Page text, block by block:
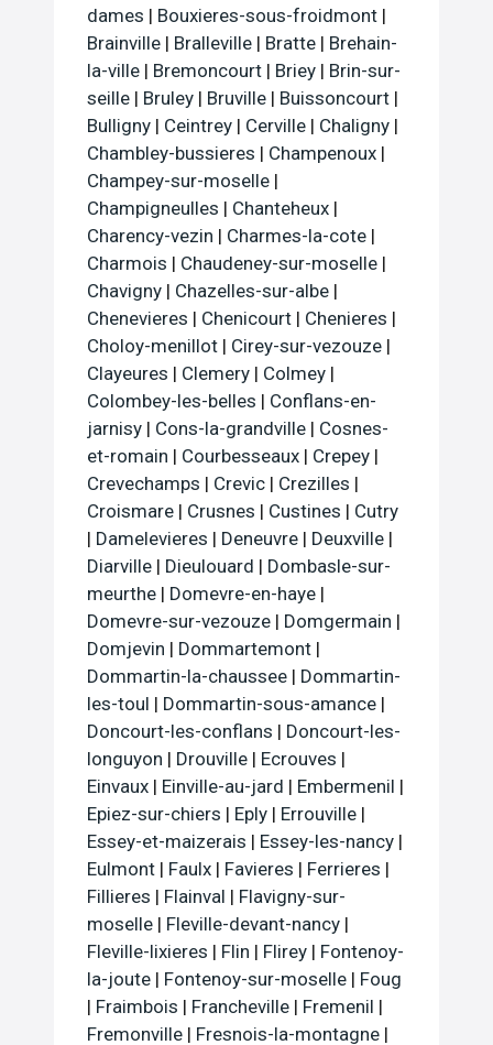
dames | Bouxieres-sous-froidmont |
Brainville | Bralleville | Bratte | Brehain-
la-ville | Bremoncourt | Briey | Brin-sur-
seille | Bruley | Bruville | Buissoncourt |
Bulligny | Ceintrey | Cerville | Chaligny |
Chambley-bussieres | Champenoux |
Champey-sur-moselle |
Champigneulles | Chanteheux |
Charency-vezin | Charmes-la-cote |
Charmois | Chaudeney-sur-moselle |
Chavigny | Chazelles-sur-albe |
Chenevieres | Chenicourt | Chenieres |
Choloy-menillot | Cirey-sur-vezouze |
Clayeures | Clemery | Colmey |
Colombey-les-belles | Conflans-en-
jarnisy | Cons-la-grandville | Cosnes-
et-romain | Courbesseaux | Crepey |
Crevechamps | Crevic | Crezilles |
Croismare | Crusnes | Custines | Cutry
| Damelevieres | Deneuvre | Deuxville |
Diarville | Dieulouard | Dombasle-sur-
meurthe | Domevre-en-haye |
Domevre-sur-vezouze | Domgermain |
Domjevin | Dommartemont |
Dommartin-la-chaussee | Dommartin-
les-toul | Dommartin-sous-amance |
Doncourt-les-conflans | Doncourt-les-
longuyon | Drouville | Ecrouves |
Einvaux | Einville-au-jard | Embermenil |
Epiez-sur-chiers | Eply | Errouville |
Essey-et-maizerais | Essey-les-nancy |
Eulmont | Faulx | Favieres | Ferrieres |
Fillieres | Flainval | Flavigny-sur-
moselle | Fleville-devant-nancy |
Fleville-lixieres | Flin | Flirey | Fontenoy-
la-joute | Fontenoy-sur-moselle | Foug
| Fraimbois | Francheville | Fremenil |
Fremonville | Fresnois-la-montagne |